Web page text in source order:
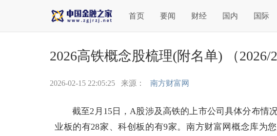
首页 要闻 财经 国内 国际
2026高铁概念股梳理(附名单) （2026/
2026-02-15 22:05:25 来源： 南方财富网
截至2月15日，A股涉及高铁的上市公司具体分布情
业板的有28家、科创板的有9家。南方财富网概念库为